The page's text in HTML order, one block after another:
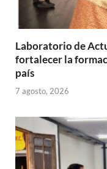
Laboratorio de
fortalecer la
país
7 agosto, 2026